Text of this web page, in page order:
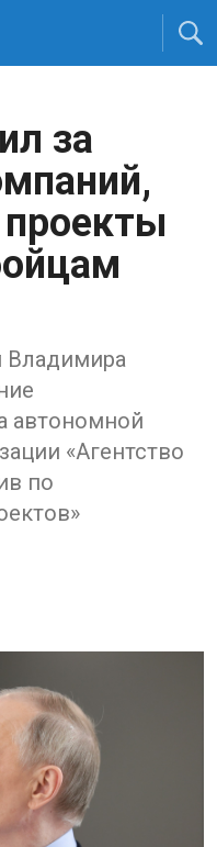
за
Владимира
автономной
«Агентство
по